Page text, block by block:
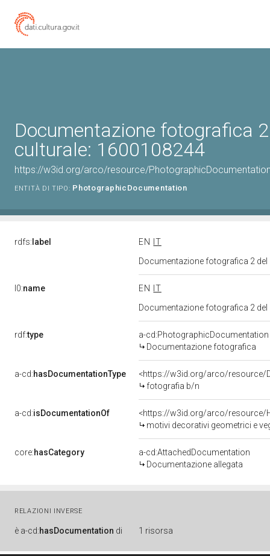
Documentazione fotografica
culturale: 1600108244
https://w3id.org/arco/resource/
ENTITÀ DI TIPO: PhotographicDocumentation
rdfs: label EN
IT
Documentazione fotografica 2
l0:name EN
IT
Documentazione fotografica 2
rdf:type
a-cd:PhotographicDocumentation
Documentazione fotografica
a-cd:hasDocumentationType
<https://w3id.org/arco/resource/
fotografia b/n
a-cd:isDocumentationOf
<https://w3id.org/arco/resource/
motivi decorativi geometrici e
core:hasCategory
a-cd:AttachedDocumentation
Documentazione allegata
RELAZIONI INVERSE
è a-cd:hasDocumentation di 1 risorsa